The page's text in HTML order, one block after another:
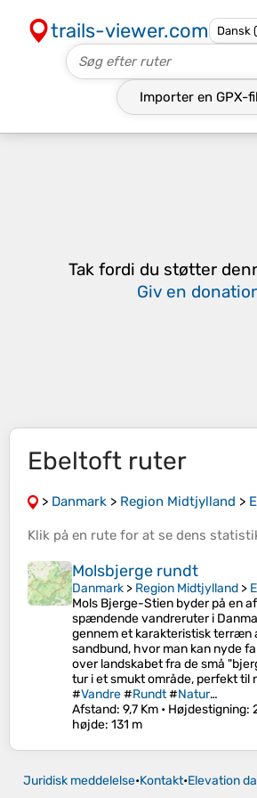
trails-viewer.com
Importer en GPX-fil
Tak fordi du støtter
Giv en
Ebeltoft ruter
> Danmark > Region Midtjylland >
Klik på en rute for at se dens
Molsbjerge rundt
Danmark > Region Midtjylland >
Mols Bjerge-Stien byder på en
spændende vandreruter i
gennem et karakteristisk terræn
sandbund, hvor man kan nyde
over landskabet fra de små
tur i et smukt område, perfekt til
#Vandre#Rundt#Natur…
Afstand: 9,7 Km • Højdestigning:
højde: 131 m
Juridisk meddelelse•Kontakt•Elevation